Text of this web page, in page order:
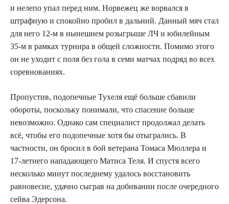
и нелепо упал перед ним. Норвежец же ворвался в
штрафную и спокойно пробил в дальний. Данный мяч стал
для него 12-м в нынешнем розыгрыше ЛЧ и юбилейным
35-м в рамках турнира в общей сложности. Помимо этого
он не уходит с поля без гола в семи матчах подряд во всех
соревнованиях.
Пропустив, подопечные Тухеля ещё больше сбавили
обороты, поскольку понимали, что спасение больше
невозможно. Однако сам специалист продолжал делать
всё, чтобы его подопечные хотя бы отыгрались. В
частности, он бросил в бой ветерана Томаса Мюллера и
17-летнего нападающего Матиса Теля. И спустя всего
несколько минут последнему удалось восстановить
равновесие, удачно сыграв на добивании после очередного
сейва Эдерсона.